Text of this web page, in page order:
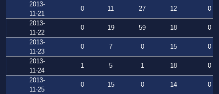
2013-
11-21
0 11 27 12
0
2013-
11-22
0 19 59 18
0
2013-
11-23
0 7 0 15
0
2013-
11-24
1 5 1 18
0
2013-
11-25
0 15 0 14
0